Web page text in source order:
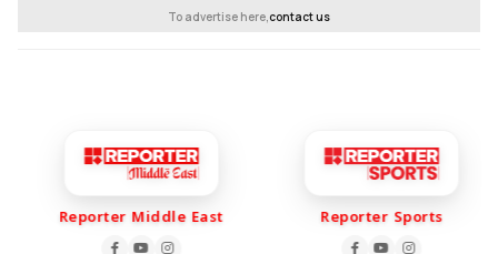
To advertise here,contact us
Reporter Middle East Reporter Sports